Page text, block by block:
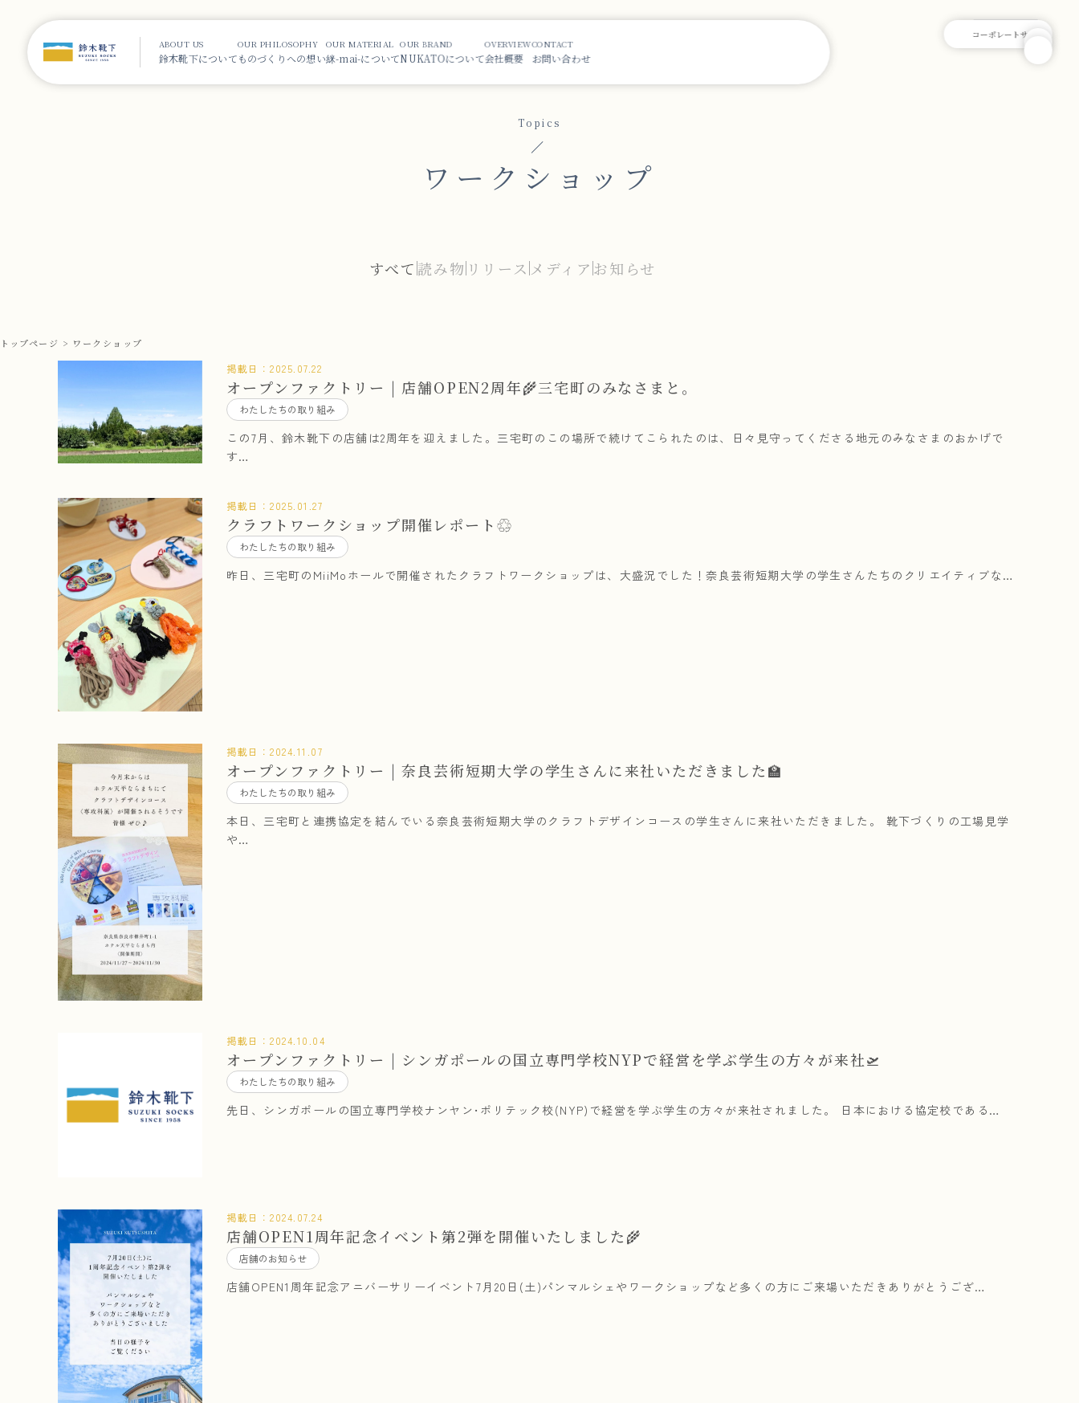
ABOUT US
鈴木靴下について
OUR PHILOSOPHY
ものづくりへの想い
OUR MATERIAL
䋛-mai-について
OUR BRAND
NUKATOについて
OVERVIEW
会社概要
CONTACT
お問い合わせ
Topics
ワークショップ
すべて読み物リリースメディアお知らせ
トップページ ワークショップ
掲載日： 2025.07.22
オープンファクトリー | 店舗OPEN2周年🌾三宅町のみなさまと。
わたしたちの取り組み
この7月、鈴木靴下の店舗は2周年を迎えました。三宅町のこの場所で続けてこられたのは、日々見守ってくださる地元のみなさまのおかげで
す…
掲載日： 2025.01.27
クラフトワークショップ開催レポート♲
わたしたちの取り組み
昨日、三宅町のMiiMoホールで開催されたクラフトワークショップは、大盛況でした！奈良芸術短期大学の学生さんたちのクリエイティブな…
掲載日： 2024.11.07
オープンファクトリー | 奈良芸術短期大学の学生さんに来社いただきました🏫
わたしたちの取り組み
本日、三宅町と連携協定を結んでいる奈良芸術短期大学のクラフトデザインコースの学生さんに来社いただきました。 靴下づくりの工場見学
や…
掲載日： 2024.10.04
オープンファクトリー | シンガポールの国立専門学校NYPで経営を学ぶ学生の方々が来社🛫
わたしたちの取り組み
先日、シンガポールの国立専門学校ナンヤン･ポリテック校(NYP)で経営を学ぶ学生の方々が来社されました。 日本における協定校である…
掲載日： 2024.07.24
店舗OPEN1周年記念イベント第2弾を開催いたしました🌾
店舗のお知らせ
店舗OPEN1周年記念アニバーサリーイベント7月20日(土)パンマルシェやワークショップなど多くの方にご来場いただきありがとうござ…